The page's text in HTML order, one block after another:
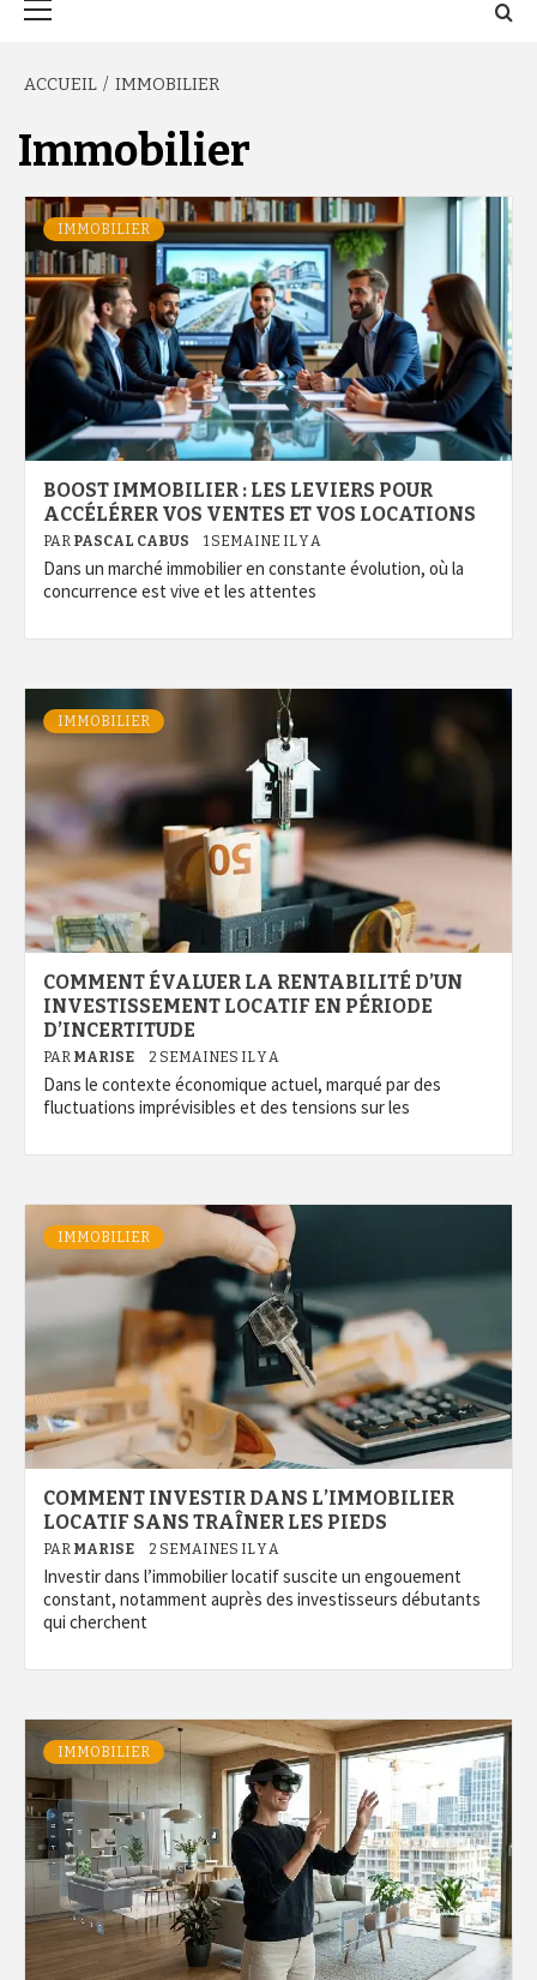
ACCUEIL IMMOBILIER
Immobilier
IMMOBILIER
BOOST IMMOBILIER : LES LEVIERS POUR
ACCÉLÉRER VOS VENTES ET VOS LOCATIONS
PAR PASCAL CABUS 1 SEMAINE IL Y A
Dans un marché immobilier en constante évolution, où la
concurrence est vive et les attentes
IMMOBILIER
COMMENT ÉVALUER LA RENTABILITÉ D’UN
INVESTISSEMENT LOCATIF EN PÉRIODE
D’INCERTITUDE
PAR MARISE 2 SEMAINES IL Y A
Dans le contexte économique actuel, marqué par des
fluctuations imprévisibles et des tensions sur les
IMMOBILIER
COMMENT INVESTIR DANS L’IMMOBILIER
LOCATIF SANS TRAÎNER LES PIEDS
PAR MARISE 2 SEMAINES IL Y A
Investir dans l’immobilier locatif suscite un engouement
constant, notamment auprès des investisseurs débutants
qui cherchent
IMMOBILIER